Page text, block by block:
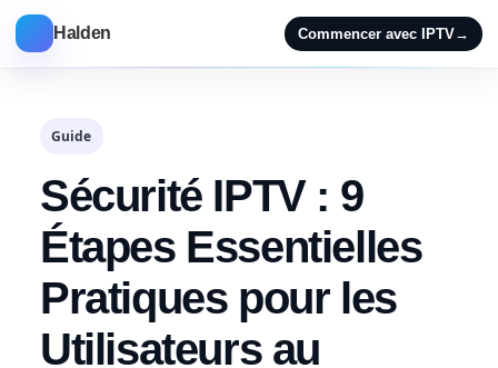
Halden Commencer avec IPTV→
Guide
Sécurité IPTV : 9
Étapes Essentielles
Pratiques pour les
Utilisateurs au